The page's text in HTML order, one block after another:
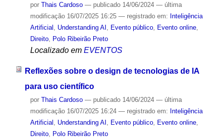
por Thais Cardoso — publicado14/06/2024 — última
modificação16/07/2025 16:25 — registrado em: Inteligência
Artificial
Understanding AI Evento público, Evento online,
Direito, Polo Ribeirão Preto
Localizado em EVENTOS
Reflexões sobre o design de tecnologias de IA
para uso científico
por Thais Cardoso — publicado14/06/2024 — última
modificação16/07/2025 16:24 — registrado em: Inteligência
Artificial , Understanding AI , Evento público, Evento online,
Direito, Polo Ribeirão Preto